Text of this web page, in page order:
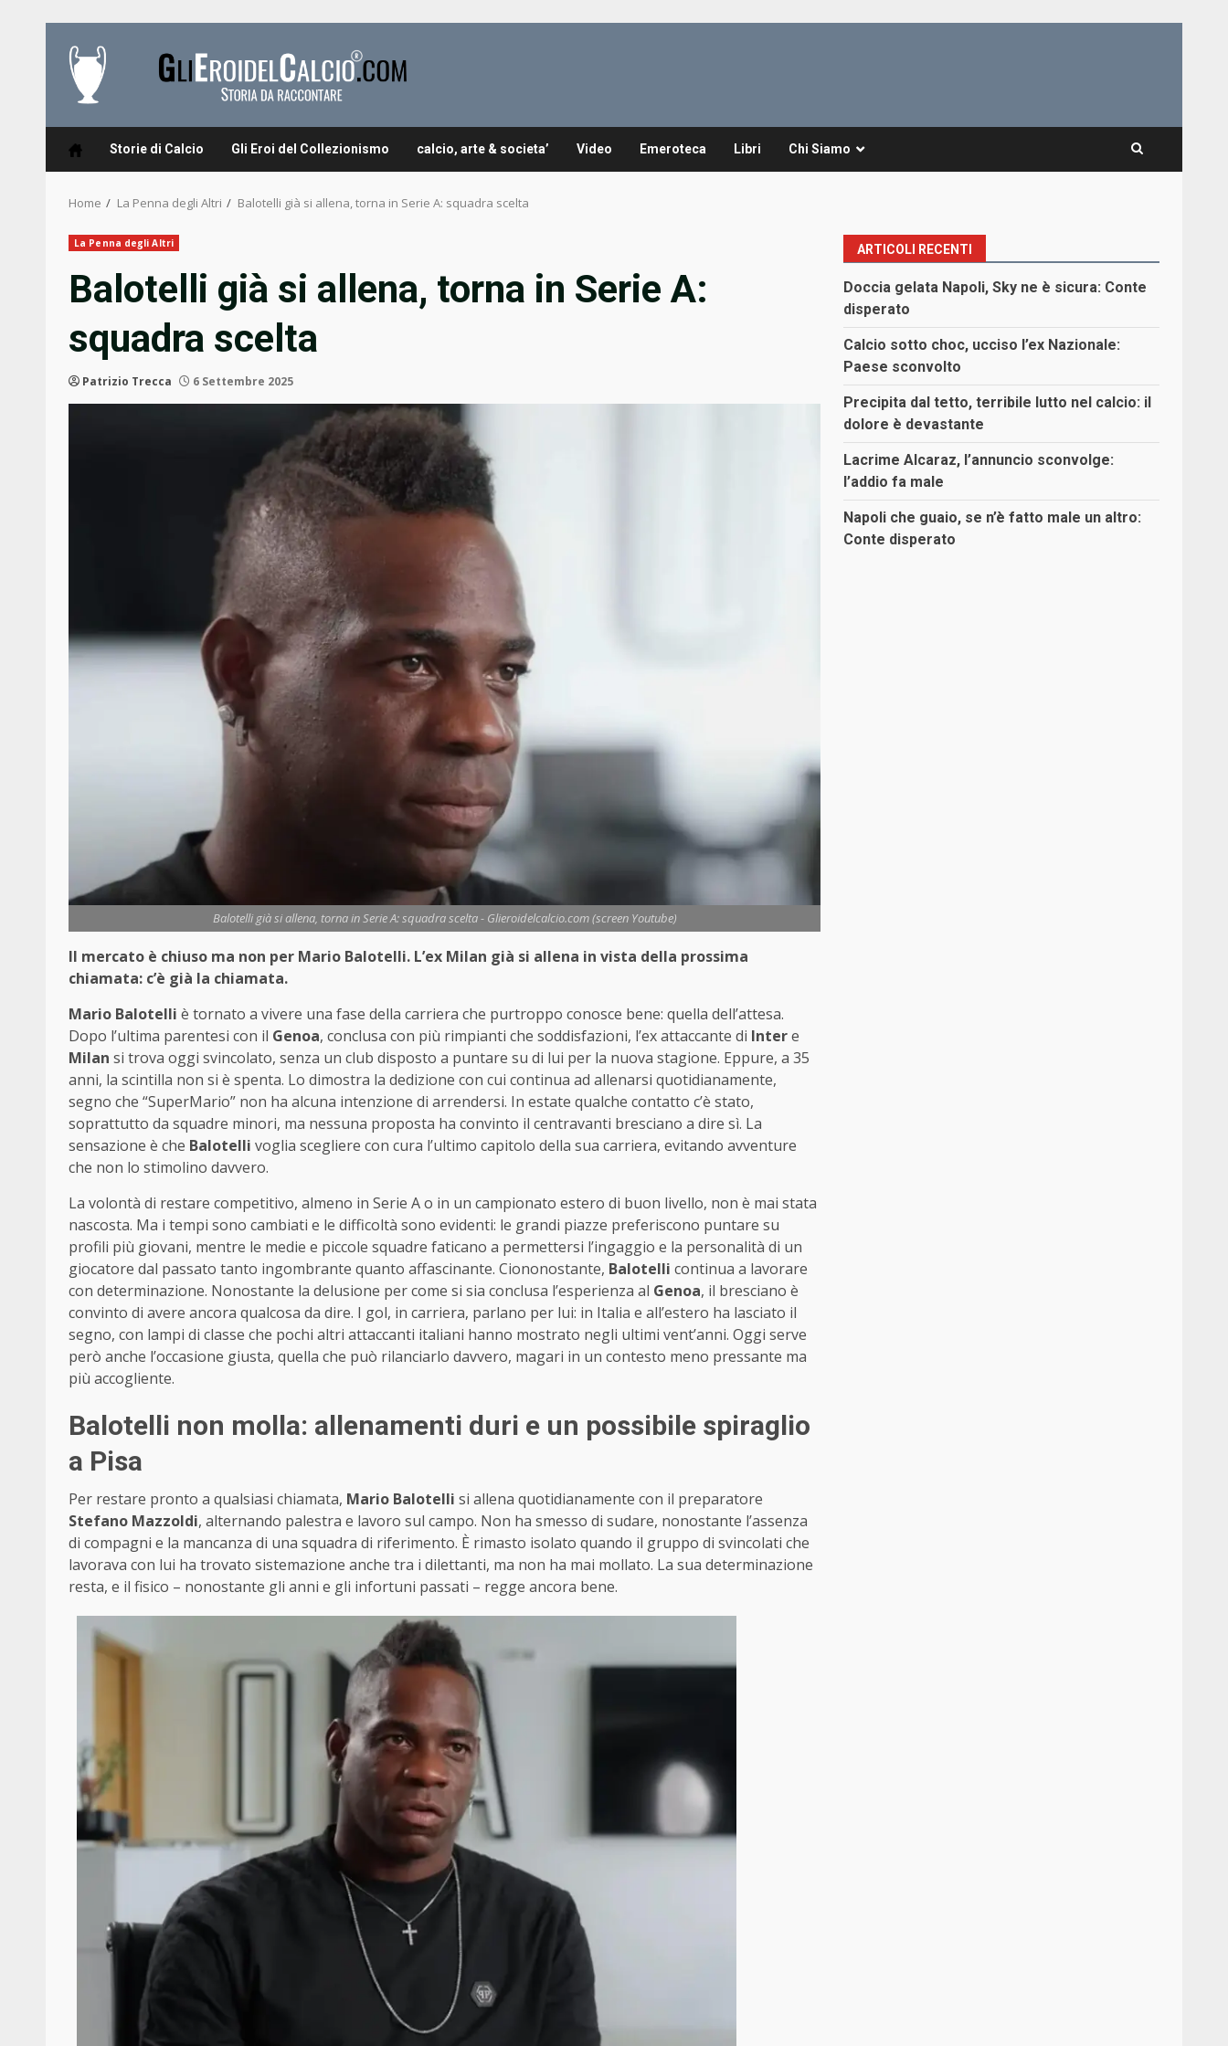
content
Storie di Calcio Gli Eroi del Collezionismo calcio, arte & societa’ Video Emeroteca Libri Chi Siamo
Home La Penna degli Altri Balotelli già si allena, torna in Serie A: squadra scelta
La Penna degli Altri
Balotelli già si allena, torna in Serie A:
squadra scelta
Patrizio Trecca 6 Settembre 2025
Balotelli già si allena, torna in Serie A: squadra scelta - Glieroidelcalcio.com (screen Youtube)
Il mercato è chiuso ma non per Mario Balotelli. L’ex Milan già si allena in vista della prossima
chiamata: c’è già la chiamata.
Mario Balotelli è tornato a vivere una fase della carriera che purtroppo conosce bene: quella dell’attesa.
Dopo l’ultima parentesi con il Genoa, conclusa con più rimpianti che soddisfazioni, l’ex attaccante di Intere
Milan si trova oggi svincolato, senza un club disposto a puntare su di lui per la nuova stagione. Eppure, a 35
anni, la scintilla non si è spenta. Lo dimostra la dedizione con cui continua ad allenarsi quotidianamente,
segno che “SuperMario” non ha alcuna intenzione di arrendersi. In estate qualche contatto c’è stato,
soprattutto da squadre minori, ma nessuna proposta ha convinto il centravanti bresciano a dire sì. La
sensazione è che Balotelli voglia scegliere con cura l’ultimo capitolo della sua carriera, evitando avventure
che non lo stimolino davvero.
La volontà di restare competitivo, almeno in Serie A o in un campionato estero di buon livello, non è mai stata
nascosta. Ma i tempi sono cambiati e le difficoltà sono evidenti: le grandi piazze preferiscono puntare su
profili più giovani, mentre le medie e piccole squadre faticano a permettersi l’ingaggio e la personalità di un
giocatore dal passato tanto ingombrante quanto affascinante. Ciononostante, Balotelli continua a lavorare
con determinazione. Nonostante la delusione per come si sia conclusa l’esperienza al Genoa, il bresciano è
convinto di avere ancora qualcosa da dire. I gol, in carriera, parlano per lui: in Italia e all’estero ha lasciato il
segno, con lampi di classe che pochi altri attaccanti italiani hanno mostrato negli ultimi vent’anni. Oggi serve
però anche l’occasione giusta, quella che può rilanciarlo davvero, magari in un contesto meno pressante ma
più accogliente.
Balotelli non molla: allenamenti duri e un possibile spiraglio
a Pisa
Per restare pronto a qualsiasi chiamata, Mario Balotelli si allena quotidianamente con il preparatore
Stefano Mazzoldi, alternando palestra e lavoro sul campo. Non ha smesso di sudare, nonostante l’assenza
di compagni e la mancanza di una squadra di riferimento. È rimasto isolato quando il gruppo di svincolati che
lavorava con lui ha trovato sistemazione anche tra i dilettanti, ma non ha mai mollato. La sua determinazione
resta, e il fisico – nonostante gli anni e gli infortuni passati – regge ancora bene.
ARTICOLI RECENTI
Doccia gelata Napoli, Sky ne è sicura: Conte
disperato
Calcio sotto choc, ucciso l’ex Nazionale:
Paese sconvolto
Precipita dal tetto, terribile lutto nel calcio: il
dolore è devastante
Lacrime Alcaraz, l’annuncio sconvolge:
l’addio fa male
Napoli che guaio, se n’è fatto male un altro:
Conte disperato